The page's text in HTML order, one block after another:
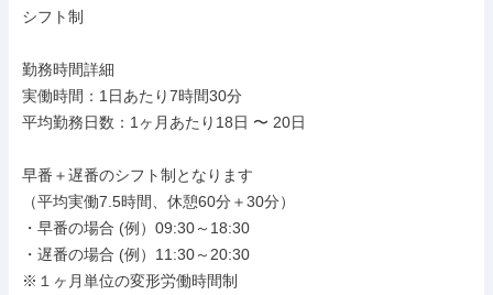
シフト制
勤務時間詳細
実働時間：1日あたり7時間30分
平均勤務日数：1ヶ月あたり18日 〜 20日
早番＋遅番のシフト制となります
（平均実働7.5時間、休憩60分＋30分）
・早番の場合 (例）09:30～18:30
・遅番の場合 (例）11:30～20:30
※１ヶ月単位の変形労働時間制